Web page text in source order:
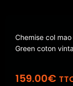
Chemise col
Green coton
159.00€